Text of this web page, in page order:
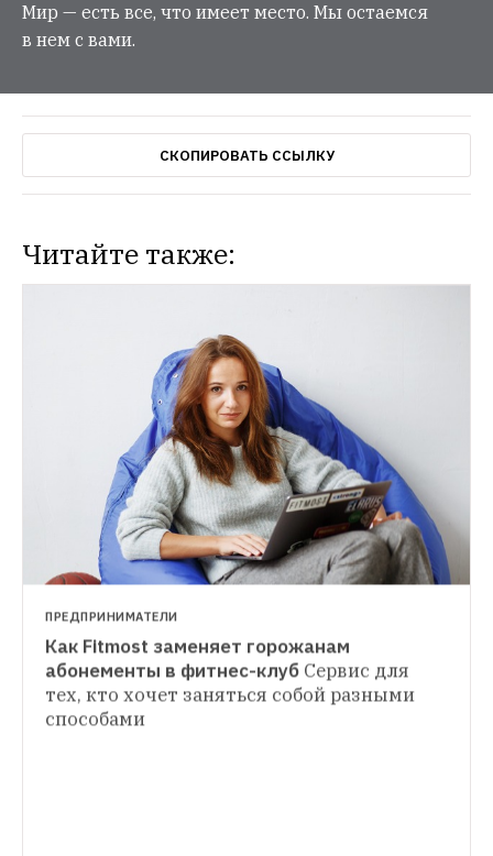
Мир — есть все, что имеет место. Мы остаемся
в нем с вами.
СКОПИРОВАТЬ ССЫЛКУ
Читайте также:
ПРЕДПРИНИМАТЕЛИ
«Самокат»: Сервис быстрой доставки
Botavikos: Как бренд натуральной
косметики попал на полки «Вкусвилла» и в
ЕвропуСарафанное радио вместо
ПРЕДПРИНИМАТЕЛИ
Как Fitmost заменяет горожанам
абонементы в фитнес-клуб Сервис для
тех, кто хочет заняться собой разными
способами